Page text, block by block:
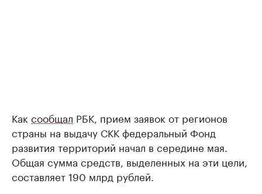
Как сообщал РБК, прием заявок от регионов
страны на выдачу СКК федеральный Фонд
развития территорий начал в середине мая.
Общая сумма средств, выделенных на эти цели,
составляет 190 млрд рублей.